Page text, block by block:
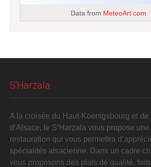
Data from MeteoArt.com
S'Harzala
A la croisée du Haut-Koenigsbourg et de
d’Alsace, le S’Harzala vous propose
restauration qui vous permettra
spécialités alsacienne. Dans un cadre
vous proposons des plats de qualité,